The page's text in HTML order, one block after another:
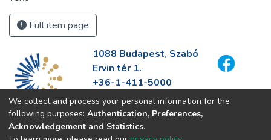
Full item page
1088 Budapest, Szabó
Ervin tér 1.
+36-1-411-5000
info@fszek.hu
https://fszek.hu
We collect and process your personal information for the
following purposes: Authentication, Preferences,
Acknowledgement and Statistics.